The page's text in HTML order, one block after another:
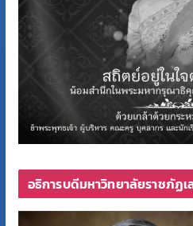
อธิการบดีมหาวิทยาลัยราชภัฏเ